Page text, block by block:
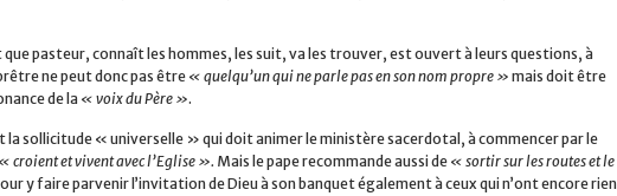
pasteur, connaît les hommes, les suit, va les trouver, est ouvert à leurs questions, à
ne peut donc pas être « quelqu’un qui ne parle pas en son nom propre » mais doit être
de la « voix du Père ».
la sollicitude « universelle » qui doit animer le ministère sacerdotal, à commencer par le
« croient et vivent avec l’Eglise ». Mais le pape recommande aussi de « sortir sur les routes et le
y faire parvenir l’invitation de Dieu à son banquet également à ceux qui n’ont encore rien